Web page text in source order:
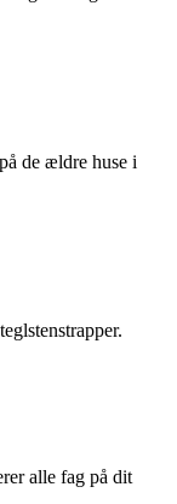
de ældre huse i
alle fag på dit